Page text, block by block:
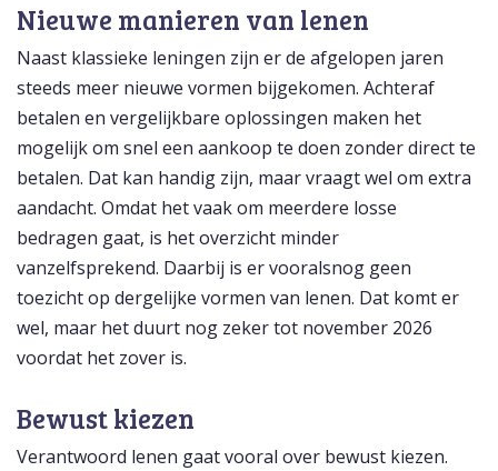
Nieuwe manieren van lenen
Naast klassieke leningen zijn er de afgelopen jaren
steeds meer nieuwe vormen bijgekomen. Achteraf
betalen en vergelijkbare oplossingen maken het
mogelijk om snel een aankoop te doen zonder direct te
betalen. Dat kan handig zijn, maar vraagt wel om extra
aandacht. Omdat het vaak om meerdere losse
bedragen gaat, is het overzicht minder
vanzelfsprekend. Daarbij is er vooralsnog geen
toezicht op dergelijke vormen van lenen. Dat komt er
wel, maar het duurt nog zeker tot november 2026
voordat het zover is.
Bewust kiezen
Verantwoord lenen gaat vooral over bewust kiezen.